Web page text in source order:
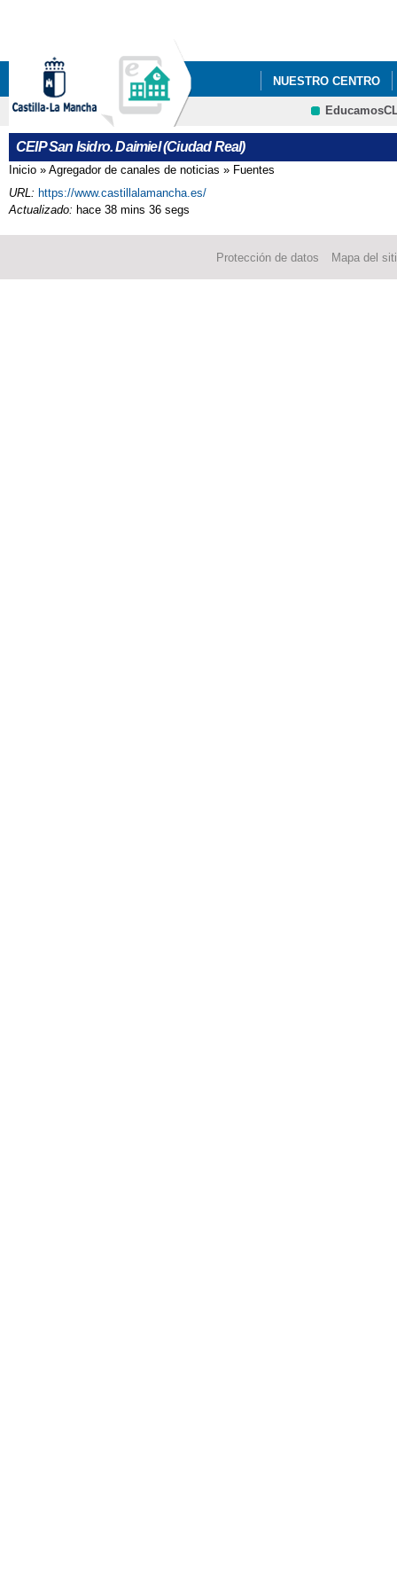
NUESTRO CENTRO
PLAN DE LECTURA
CEIP San Isidro. Daimiel (Ciudad Real)
Se encuentra usted aquí
Inicio » Agregador de canales de noticias » Fuentes
URL: https://www.castillalamancha.es/
Actualizado: hace 38 mins 36 segs
Protección de datos Mapa del